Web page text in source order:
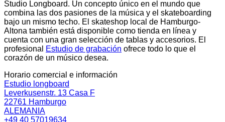
Studio Longboard. Un concepto único en el mundo que
combina las dos pasiones de la música y el skateboarding
bajo un mismo techo. El skateshop local de Hamburgo-
Altona también está disponible como tienda en línea y
cuenta con una gran selección de tablas y accesorios. El
profesional
Estudio de grabación ofrece todo lo que el
corazón de un músico desea.
Horario comercial e información
Estudio longboard
Leverkusenstr. 13 Casa F
22761 Hamburgo
ALEMANIA
+49 40 57019634